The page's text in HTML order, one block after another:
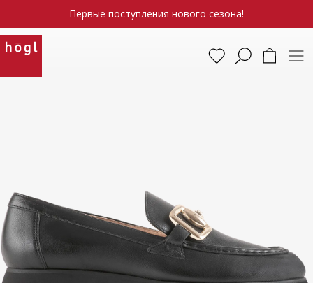
Первые поступления нового сезона!